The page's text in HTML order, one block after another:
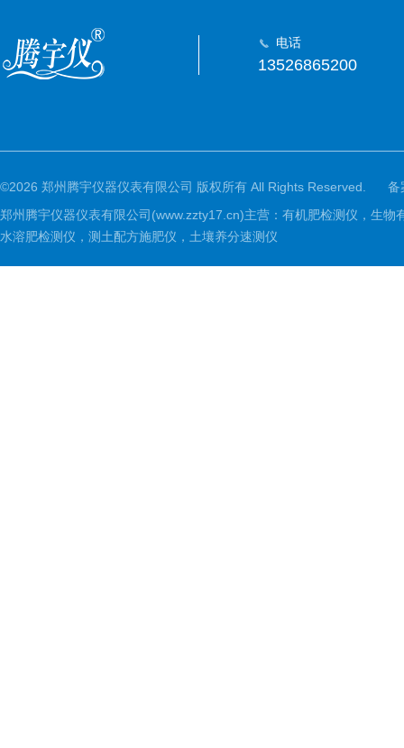
电话
13526865200
©2026 郑州腾宇仪器仪表有限公司 版权所有 All Rights Reserved.
备
郑州腾宇仪器仪表有限公司(www.zzty17.cn)主营：有机肥检测仪，生
水溶肥检测仪，测土配方施肥仪，土壤养分速测仪